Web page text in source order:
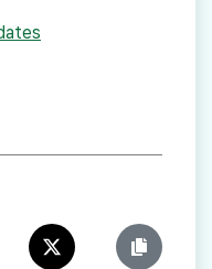
톡에 공유하기트위터에 공유하기링크 복사